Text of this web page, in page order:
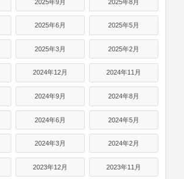
2025年9月 2025年8月
2025年6月 2025年5月
2025年3月 2025年2月
2024年12月 2024年11月
2024年9月 2024年8月
2024年6月 2024年5月
2024年3月 2024年2月
2023年12月 2023年11月